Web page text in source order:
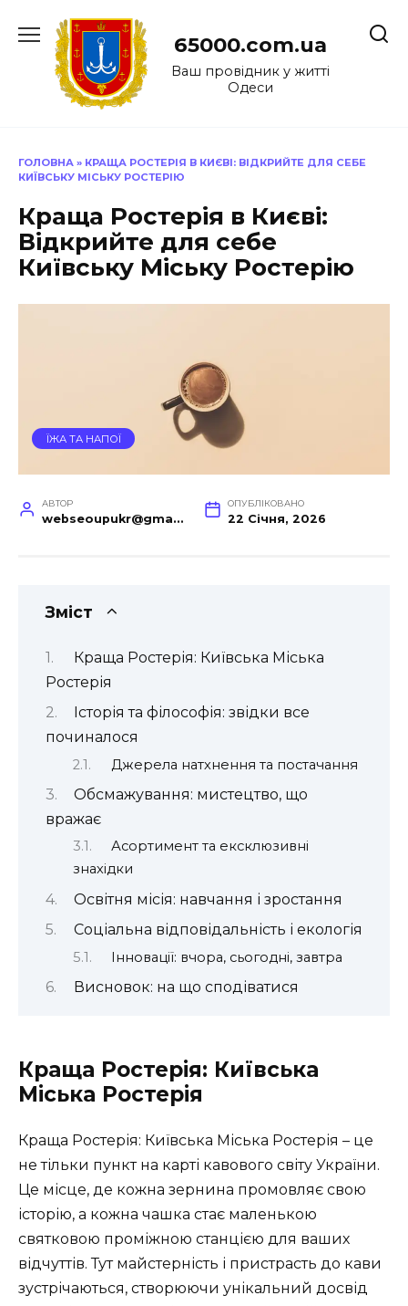
до
65000.com.ua
Ваш провідник у житті
Одеси
ГОЛОВНА » КРАЩА РОСТЕРІЯ В КИЄВІ: ВІДКРИЙТЕ ДЛЯ СЕБЕ
КИЇВСЬКУ МІСЬКУ РОСТЕРІЮ
Краща Ростерія в Києві:
Відкрийте для себе
Київську Міську Ростерію
ЇЖА ТА НАПОЇ
АВТОР
webseoupukr@gmail.com
ОПУБЛІКОВАНО
22 Січня, 2026
Зміст
Краща Ростерія: Київська Міська
Ростерія
Історія та філософія: звідки все
починалося
Джерела натхнення та постачання
Обсмажування: мистецтво, що
вражає
Асортимент та ексклюзивні
знахідки
Освітня місія: навчання і зростання
Соціальна відповідальність і екологія
Інновації: вчора, сьогодні, завтра
Висновок: на що сподіватися
Краща Ростерія: Київська
Міська Ростерія
Краща Ростерія: Київська Міська Ростерія – це
не тільки пункт на карті кавового світу України.
Це місце, де кожна зернина промовляє свою
історію, а кожна чашка стає маленькою
святковою проміжною станцією для ваших
відчуттів. Тут майстерність і пристрасть до кави
зустрічаються, створюючи унікальний досвід